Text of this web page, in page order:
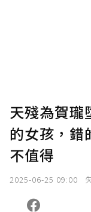
天殘為賀
的女孩，錯
不值得
2025-06-25 09:00